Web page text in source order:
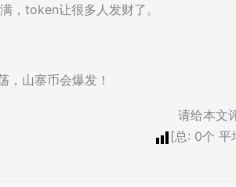
，token让很多人发财了。
，山寨币会爆发！
请给本文
[总: 0个 平